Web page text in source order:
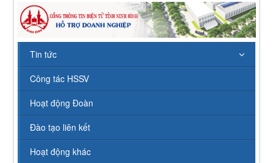
Tin tức
Công tác HSSV
Hoạt động Đoàn
Đào tạo liên kết
Hoạt động khác
112/QĐ-TCĐVHNT&DLNĐ
Quy định quy tắc ứng xử của nhà giáo trường Cao
đẳng VHNT&DL Nam Định
Lượt xem:150 | lượt tải:99
Kế hoạch chuyển đổi vị trí công tác năm 2026
Lượt xem:244 | lượt tải:145
238/2025/NĐ-CP
Quy định về chính sách học phí, miễn, giảm, hỗ trợ
học phí, hỗ trợ chi phí học tập và giá dịch vụ trong
lĩnh vực giáo dục, đào tạo
Lượt xem:347 | lượt tải:223